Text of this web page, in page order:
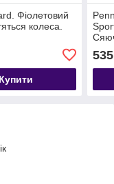
Фіолетовий
колеса.
Купити
535